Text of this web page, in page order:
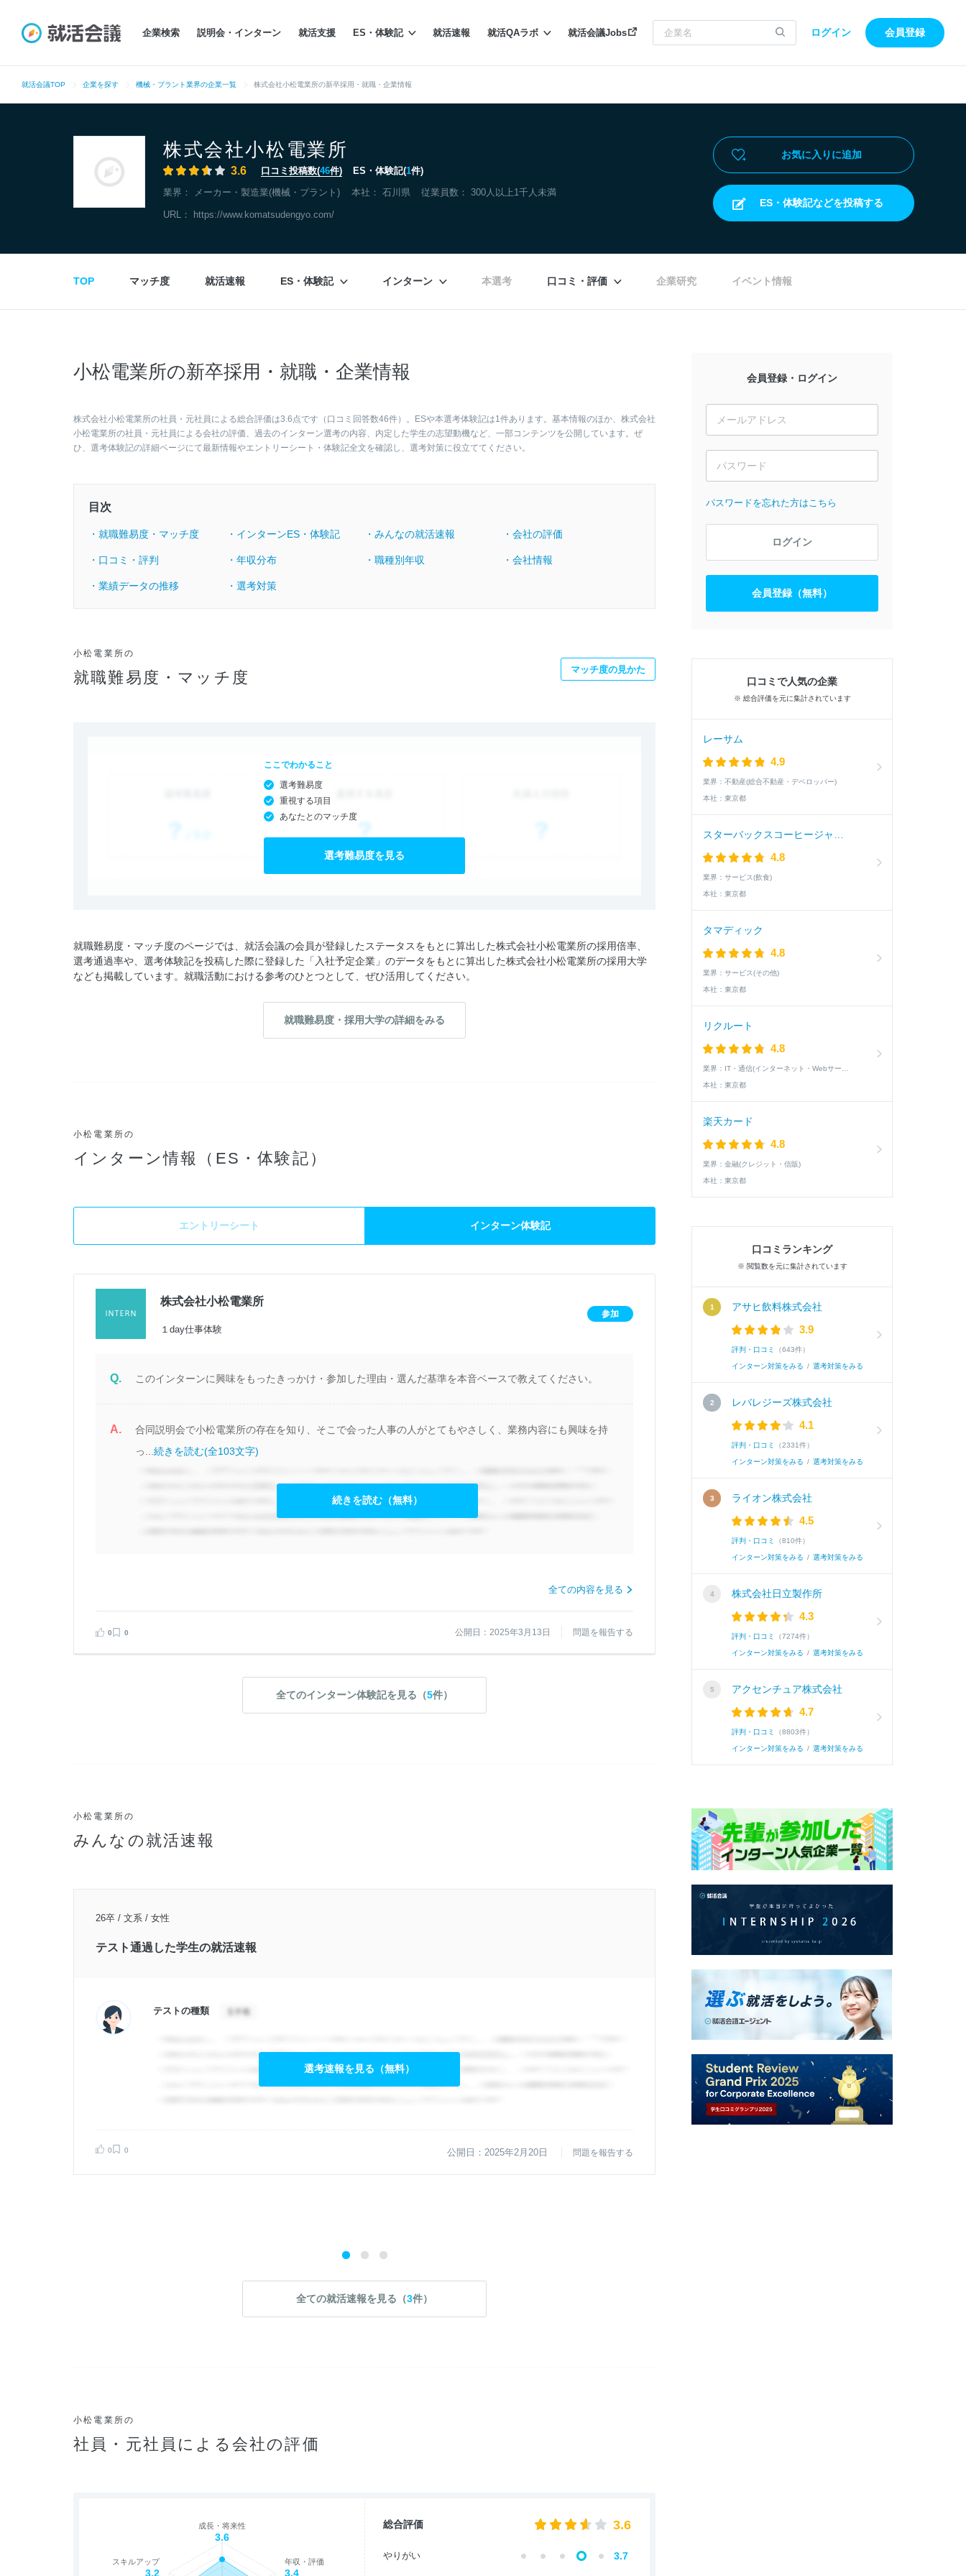
企業検索 説明会・インターン 就活支援 ES・体験記 就活速報 就活QAラボ 就活会議Jobs ログイン 会員登録
就活会議TOP 企業を探す 機械・プラント業界の企業一覧 株式会社小松電業所の新卒採用・就職・企業情報
株式会社小松電業所
3.6 口コミ投稿数(46件) ES・体験記(1件)
業界： メーカー・製造業(機械・プラント) 本社： 石川県 従業員数： 300人以上1千人未満
URL： https://www.komatsudengyo.com/
お気に入りに追加
ES・体験記などを投稿する
TOP マッチ度 就活速報 ES・体験記 インターン 本選考 口コミ・評価 企業研究 イベント情報
小松電業所の新卒採用・就職・企業情報
株式会社小松電業所の社員・元社員による総合評価は3.6点です（口コミ回答数46件）。ESや本選考体験記は1件あります。基本情報のほか、株式会社
小松電業所の社員・元社員による会社の評価、過去のインターン選考の内容、内定した学生の志望動機など、一部コンテンツを公開しています。ぜ
ひ、選考体験記の詳細ページにて最新情報やエントリーシート・体験記全文を確認し、選考対策に役立ててください。
目次
・就職難易度・マッチ度 ・インターンES・体験記 ・みんなの就活速報 ・会社の評価
・口コミ・評判 ・年収分布 ・職種別年収 ・会社情報
・業績データの推移 ・選考対策
小松電業所の
就職難易度・マッチ度 マッチ度の見かた
ここでわかること
選考難易度
重視する項目
あなたとのマッチ度
選考難易度を見る
就職難易度・マッチ度のページでは、就活会議の会員が登録したステータスをもとに算出した株式会社小松電業所の採用倍率、
選考通過率や、選考体験記を投稿した際に登録した「入社予定企業」のデータをもとに算出した株式会社小松電業所の採用大学
なども掲載しています。就職活動における参考のひとつとして、ぜひ活用してください。
就職難易度・採用大学の詳細をみる
小松電業所の
インターン情報（ES・体験記）
エントリーシート インターン体験記
株式会社小松電業所
１day仕事体験
参加
Q. このインターンに興味をもったきっかけ・参加した理由・選んだ基準を本音ベースで教えてください。
A.
合同説明会で小松電業所の存在を知り、そこで会った人事の人がとてもやさしく、業務内容にも興味を持
っ... 続きを読む(全103文字)
続きを読む（無料）
全ての内容を見る
0 0 公開日：2025年3月13日 問題を報告する
全てのインターン体験記を見る（5件）
小松電業所の
みんなの就活速報
26卒 / 文系 / 女性
テスト通過した学生の就活速報
テストの種類
選考速報を見る（無料）
0 0 公開日：2025年2月20日 問題を報告する
26卒 / 文系 / 女性
ES通過した学生の就活速報
全ての就活速報を見る（3件）
小松電業所の
社員・元社員による会社の評価
成長・将来性
3.6
年収・評価
3.4
スキルアップ
3.2
総合評価 3.6
やりがい 3.7
会員登録・ログイン
パスワードを忘れた方はこちら
ログイン
会員登録（無料）
口コミで人気の企業
※ 総合評価を元に集計されています
レーサム
4.9
業界： 不動産(総合不動産・デベロッパー)
本社： 東京都
4.8
業界： サービス(飲食)
本社： 東京都
タマディック
4.8
業界： サービス(その他)
本社： 東京都
リクルート
4.8
業界：
本社： 東京都
楽天カード
4.8
業界： 金融(クレジット・信販)
本社： 東京都
口コミランキング
※ 閲覧数を元に集計されています
アサヒ飲料株式会社
3.9
評判・口コミ （643件）
インターン対策をみる / 選考対策をみる
レバレジーズ株式会社
4.1
評判・口コミ （2331件）
インターン対策をみる / 選考対策をみる
ライオン株式会社
4.5
評判・口コミ （810件）
インターン対策をみる / 選考対策をみる
株式会社日立製作所
4.3
評判・口コミ （7274件）
インターン対策をみる / 選考対策をみる
アクセンチュア株式会社
4.7
評判・口コミ （8803件）
インターン対策をみる / 選考対策をみる